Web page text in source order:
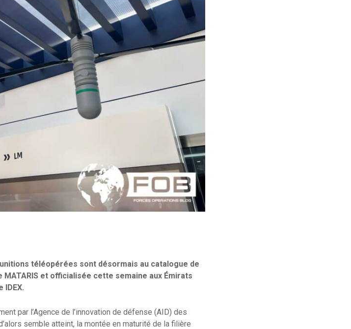
téléopérées sont désormais au catalogue de
MATARIS et officialisée cette semaine aux Émirats
IDEX.
par l’Agence de l’innovation de défense (AID) des
semble atteint, la montée en maturité de la filière